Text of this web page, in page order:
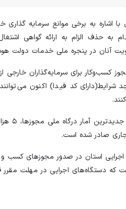
با اشاره به برخی موانع سرمایه
حذف الزام به ارائه گواهی اشتغال
آنان در پنجره ملی خدمات دولت
کسب‌وکار برای سرمایه‌گذاران خارجی
کد فیدا) اکنون
جاری صادر شده است.
دستگاه‌های اجرایی در مهلت مقرر